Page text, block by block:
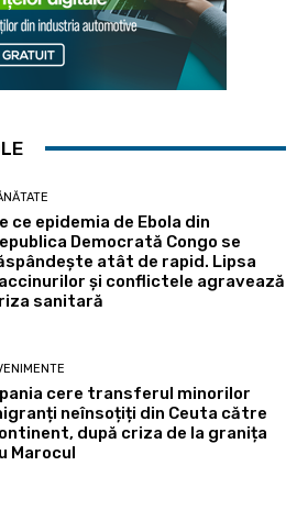
ce epidemia de Ebola din
Democrată Congo se
atât de rapid. Lipsa
și conflictele agravează
sanitară
cere transferul minorilor
neînsoțiți din Ceuta către
după criza de la granița
Marocul